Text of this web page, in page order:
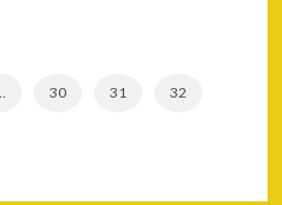
30 31 32